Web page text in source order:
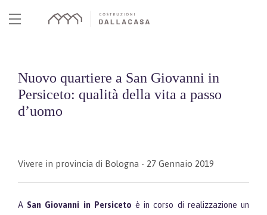
Nuovo quartiere a San Giovanni in
Persiceto: qualità della vita a passo
d’uomo
Vivere in provincia di Bologna - 27 Gennaio 2019
ASan Giovanni in Persiceto è in corso di realizzazione un